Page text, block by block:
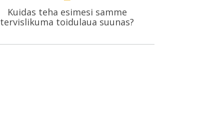
Kuidas teha esimesi samme
tervislikuma toidulaua suunas?